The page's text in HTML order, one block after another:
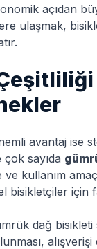
açıdan
ulaşmak,
avantaj ise
sayıda
ve kullanım
bisikletçiler için
dağ